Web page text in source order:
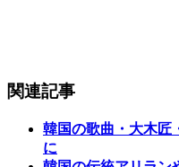
関連記事
韓国の歌曲・大木匠
に